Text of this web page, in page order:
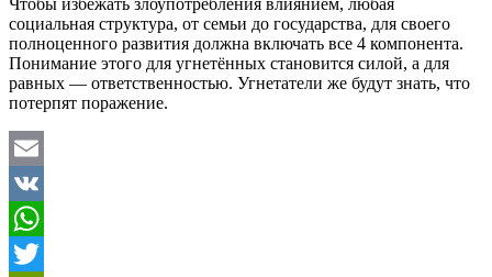
социальная структура, от семьи до государства, для своего
полноценного развития должна включать все 4 компонента.
Понимание этого для угнетённых становится силой, а для
равных — ответственностью. Угнетатели же будут знать, что
потерпят поражение.
Email
VK
WhatsApp